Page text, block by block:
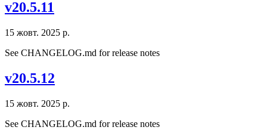
v20.5.11
15 жовт. 2025 р.
See CHANGELOG.md for release notes
v20.5.12
15 жовт. 2025 р.
See CHANGELOG.md for release notes